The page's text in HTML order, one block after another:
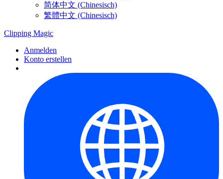
简体中文 (Chinesisch)
繁體中文 (Chinesisch)
Clipping Magic
Anmelden
Konto erstellen